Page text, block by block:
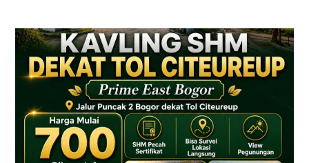
KAVLING
HARMONI
PRIME
EAST
Tanah